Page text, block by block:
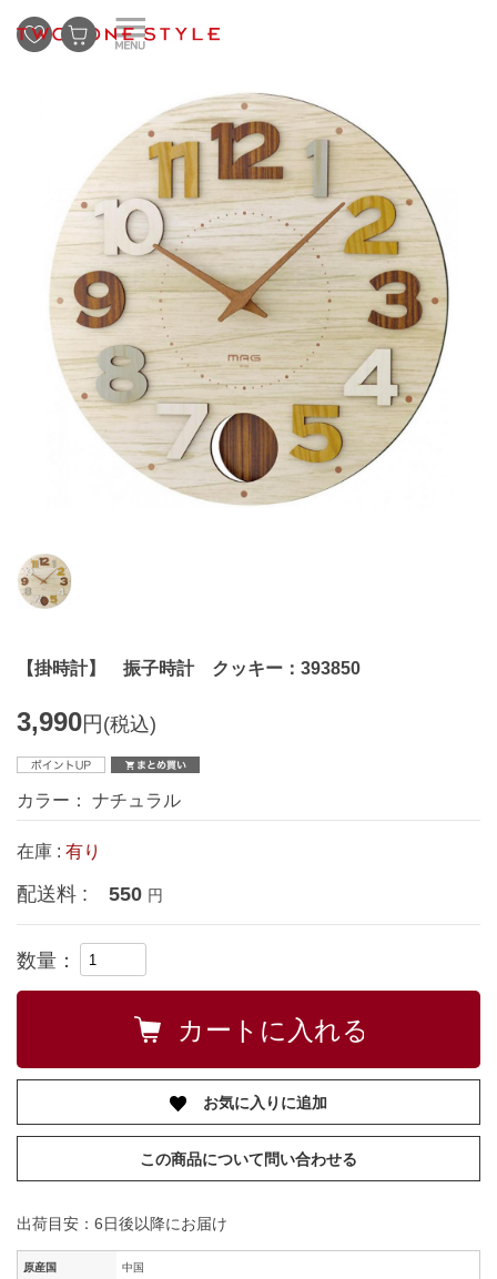
【掛時計】 振子時計 クッキー：393850
3,990円 (税込)
カラー： ナチュラル
在庫 : 有り
配送料 : 550 円
数量：
お気に入りに追加
この商品について問い合わせる
出荷目安：6日後以降にお届け
原産国 中国